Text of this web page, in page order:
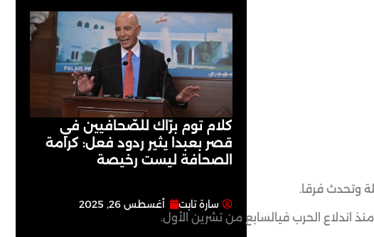
كلام توم برّاك للصّحافيين في
قصر بعبدا يثير ردود فعل: كرامة
الصحافة ليست رخيصة
سارة تابت أغسطس 26, 2025
وتحدث فرقا.